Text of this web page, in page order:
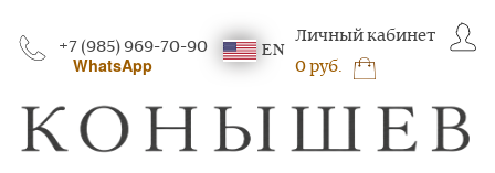
+7 (985) 969-70-90
WhatsApp
EN
Личный кабинет
0 руб.